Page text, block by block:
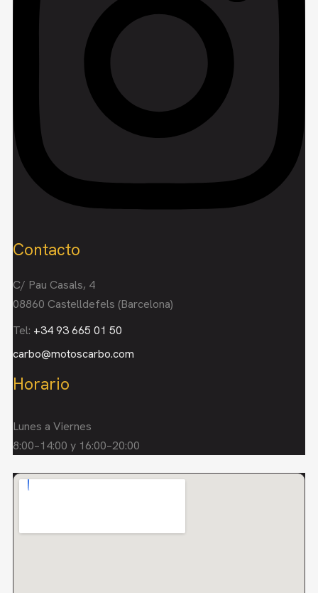
Contacto
C/ Pau Casals, 4
08860 Castelldefels (Barcelona)
Tel: +34 93 665 01 50
carbo@motoscarbo.com
Horario
Lunes a Viernes
8:00–14:00 y 16:00–20:00